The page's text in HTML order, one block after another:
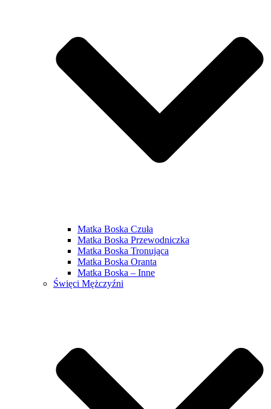
Matka Boska Czuła
Matka Boska Przewodniczka
Matka Boska Tronująca
Matka Boska Oranta
Matka Boska – Inne
Święci Mężczyźni